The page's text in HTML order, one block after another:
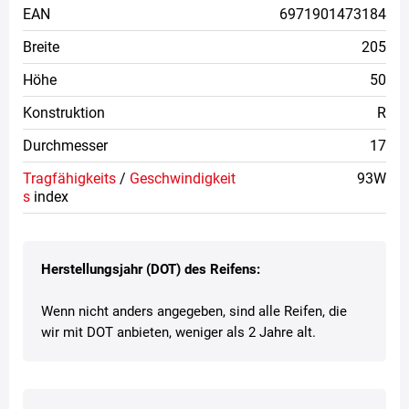
Herstellungsjahr (DOT) des Reifens:
Wenn nicht anders angegeben, sind alle Reifen, die
wir mit DOT anbieten, weniger als 2 Jahre alt.
EAN
6971901473184
Breite
205
Höhe
50
Konstruktion
R
Durchmesser
17
Tragfähigkeits / Geschwindigkeit
s index
93W